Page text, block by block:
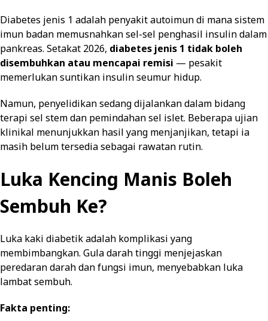
Diabetes jenis 1 adalah penyakit autoimun di mana sistem
imun badan memusnahkan sel-sel penghasil insulin dalam
pankreas. Setakat 2026, diabetes jenis 1 tidak boleh
disembuhkan atau mencapai remisi — pesakit
memerlukan suntikan insulin seumur hidup.
Namun, penyelidikan sedang dijalankan dalam bidang
terapi sel stem dan pemindahan sel islet. Beberapa ujian
klinikal menunjukkan hasil yang menjanjikan, tetapi ia
masih belum tersedia sebagai rawatan rutin.
Luka Kencing Manis Boleh
Sembuh Ke?
Luka kaki diabetik adalah komplikasi yang
membimbangkan. Gula darah tinggi menjejaskan
peredaran darah dan fungsi imun, menyebabkan luka
lambat sembuh.
Fakta penting: